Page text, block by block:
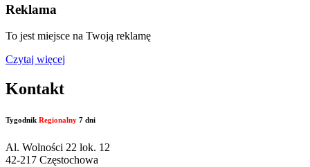
Reklama
To jest miejsce na Twoją reklamę
Czytaj więcej
Kontakt
Tygodnik Regionalny 7 dni
Al. Wolności 22 lok. 12
42-217 Częstochowa